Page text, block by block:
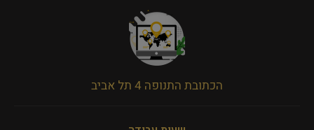
הכתובת התנופה 4 תל אביב